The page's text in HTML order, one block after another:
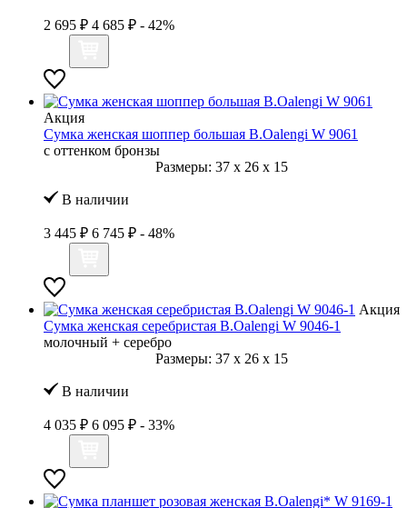
2 695 ₽ 4 685 ₽ - 42%
Акция
Сумка женская шоппер большая B.Oalengi W 9061
с оттенком бронзы
Размеры: 37 x 26 x 15
В наличии
3 445 ₽ 6 745 ₽ - 48%
Акция
Сумка женская серебристая B.Oalengi W 9046-1
молочный + серебро
Размеры: 37 x 26 x 15
В наличии
4 035 ₽ 6 095 ₽ - 33%